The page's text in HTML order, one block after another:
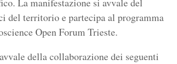
La manifestazione si avvale del
territorio e partecipa al programma
Open Forum Trieste.
della collaborazione dei seguenti